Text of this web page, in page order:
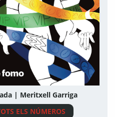
| Meritxell Garriga
ELS NÚMEROS